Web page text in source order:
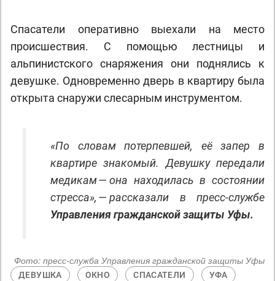
Спасатели оперативно выехали на место
происшествия. С помощью лестницы и
альпинистского снаряжения они поднялись к
девушке. Одновременно дверь в квартиру была
открыта снаружи слесарным инструментом.
«По словам потерпевшей, её запер в
квартире знакомый. Девушку передали
медикам — она находилась в состоянии
стресса», — рассказали в пресс-службе
Управления гражданской защиты Уфы.
Фото: пресс-служба Управления гражданской защиты Уфы
ДЕВУШКА ОКНО СПАСАТЕЛИ
УФА